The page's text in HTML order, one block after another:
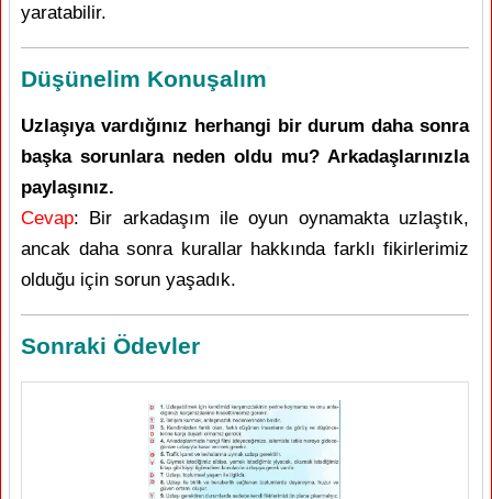
yaratabilir.
Düşünelim Konuşalım
Uzlaşıya vardığınız herhangi bir durum daha sonra
başka sorunlara neden oldu mu? Arkadaşlarınızla
paylaşınız.
Cevap: Bir arkadaşım ile oyun oynamakta uzlaştık,
ancak daha sonra kurallar hakkında farklı fikirlerimiz
olduğu için sorun yaşadık.
Sonraki Ödevler